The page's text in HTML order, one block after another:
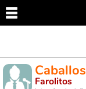
Farolitos